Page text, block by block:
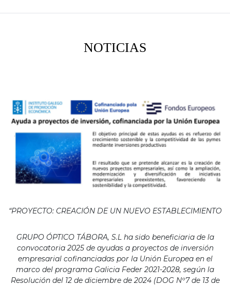
NOTICIAS
“PROYECTO: CREACIÓN DE UN NUEVO ESTABLECIMIENTO
GRUPO ÓPTICO TÁBORA, S.L ha sido beneficiaria de la
convocatoria 2025 de ayudas a proyectos de inversión
empresarial cofinanciadas por la Unión Europea en el
marco del programa Galicia Feder 2021-2028, según la
Resolución del 12 de diciembre de 2024 (DOG Nº7 de 13 de